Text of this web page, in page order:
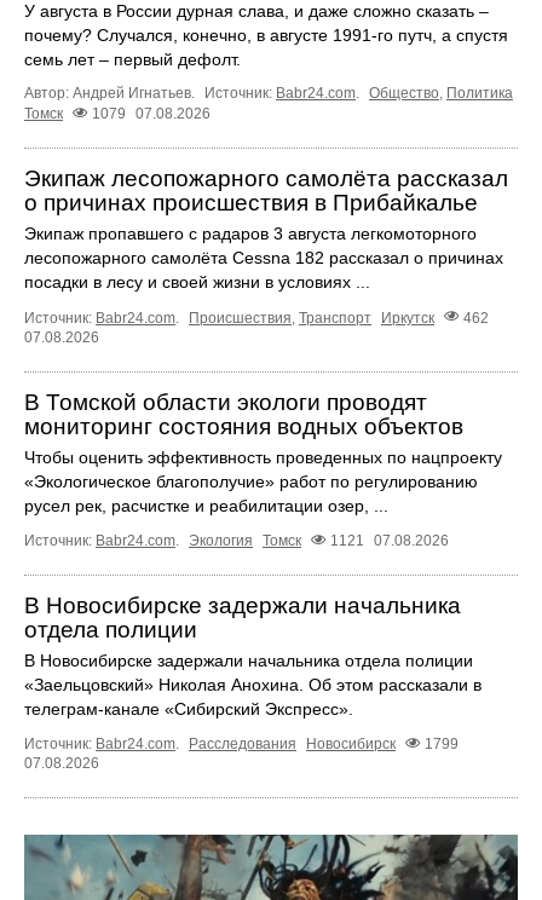
У августа в России дурная слава, и даже сложно сказать –
почему? Случался, конечно, в августе 1991-го путч, а спустя
семь лет – первый дефолт.
Автор: Андрей Игнатьев. Источник: Babr24.com. Общество, Политика
Томск
1079 07.08.2026
Экипаж лесопожарного самолёта рассказал
о причинах происшествия в Прибайкалье
Экипаж пропавшего с радаров 3 августа легкомоторного
лесопожарного самолёта Cessna 182 рассказал о причинах
посадки в лесу и своей жизни в условиях ...
Источник: Babr24.com Происшествия Транспорт Иркутск
462
07.08.2026
В Томской области экологи проводят
мониторинг состояния водных объектов
Чтобы оценить эффективность проведенных по нацпроекту
«Экологическое благополучие» работ по регулированию
русел рек, расчистке и реабилитации озер, ...
Источник: Babr24.com Экология Томск 1121 07.08.2026
В Новосибирске задержали начальника
отдела полиции
В Новосибирске задержали начальника отдела полиции
«Заельцовский» Николая Анохина. Об этом рассказали в
телеграм-канале «Сибирский Экспресс».
Источник: Babr24.com. Расследования Новосибирск
1799
07.08.2026